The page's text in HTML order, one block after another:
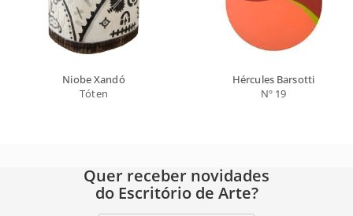
Niobe Xandó
Tóten
Hércules Barsotti
Nº 19
Quer receber novidades
do Escritório de Arte?